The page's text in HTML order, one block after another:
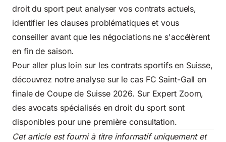
droit du sport peut analyser vos contrats actuels,
identifier les clauses problématiques et vous
conseiller avant que les négociations ne s'accélèrent
en fin de saison.
Pour aller plus loin sur les contrats sportifs en Suisse,
découvrez notre analyse sur le cas FC Saint-Gall en
finale de Coupe de Suisse 2026. Sur Expert Zoom,
des avocats spécialisés en droit du sport sont
disponibles pour une première consultation.
Cet article est fourni à titre informatif uniquement et